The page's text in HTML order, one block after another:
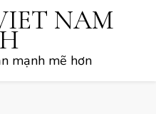
NAM
mạnh mẽ hơn